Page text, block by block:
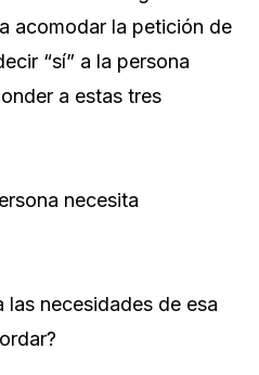
acomodar la petición de
“sí” a la persona
a estas tres
necesita
necesidades de esa